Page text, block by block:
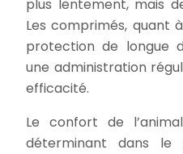
plus lentement, mais
Les comprimés, quant
protection de longue
une administration
efficacité.
Le confort de
déterminant dans